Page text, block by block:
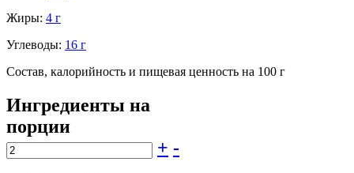
Жиры: 4 г
Углеводы: 16 г
Состав, калорийность и пищевая ценность на 100 г
Ингредиенты на
порции
+ -